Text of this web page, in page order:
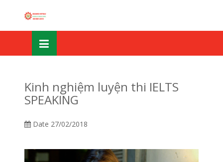
Kinh nghiệm luyện thi IELTS
SPEAKING
Date 27/02/2018